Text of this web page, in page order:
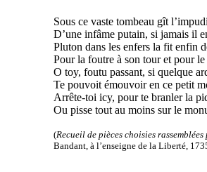
Sous ce vaste tombeau gît
D’une infâme putain, si jamais il
Pluton dans les enfers la fit enfin
Pour la foutre à son tour et pour
O toy, foutu passant, si quelque
Te pouvoit émouvoir en ce petit
Arrête-toi icy, pour te branler la
Ou pisse tout au moins sur le
(Recueil de pièces choisies
Bandant, à l’enseigne de la Liberté,